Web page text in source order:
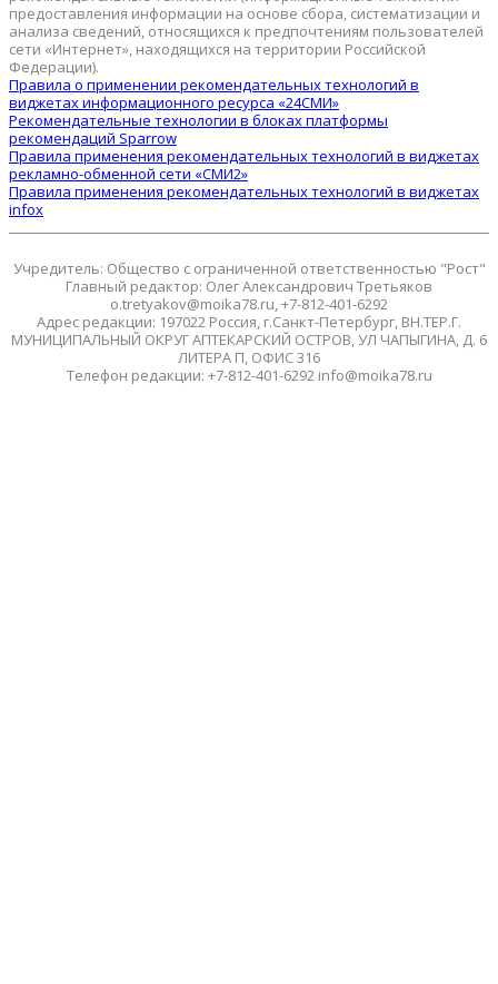
предоставления информации на основе сбора, систематизации и
анализа сведений, относящихся к предпочтениям пользователей
сети «Интернет», находящихся на территории Российской
Федерации).
Правила о применении рекомендательных технологий в
виджетах информационного ресурса «24СМИ»
Рекомендательные технологии в блоках платформы
рекомендаций Sparrow
Правила применения рекомендательных технологий в виджетах
рекламно-обменной сети «СМИ2»
Правила применения рекомендательных технологий в виджетах
infox
Учредитель: Общество с ограниченной ответственностью "Рост"
Главный редактор: Олег Александрович Третьяков
o.tretyakov@moika78.ru, +7-812-401-6292
Адрес редакции: 197022 Россия, г.Санкт-Петербург, ВН.ТЕР.Г.
МУНИЦИПАЛЬНЫЙ ОКРУГ АПТЕКАРСКИЙ ОСТРОВ, УЛ ЧАПЫГИНА, Д. 6
ЛИТЕРА П, ОФИС 316
Телефон редакции: +7-812-401-6292 info@moika78.ru